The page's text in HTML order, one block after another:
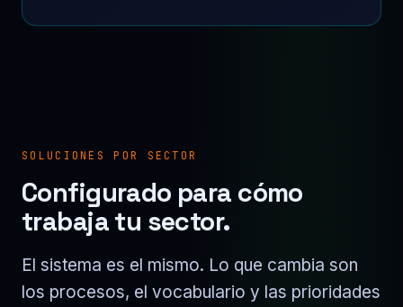
SOLUCIONES POR SECTOR
Configurado para cómo
trabaja tu sector.
El sistema es el mismo. Lo que cambia son
los procesos, el vocabulario y las prioridades